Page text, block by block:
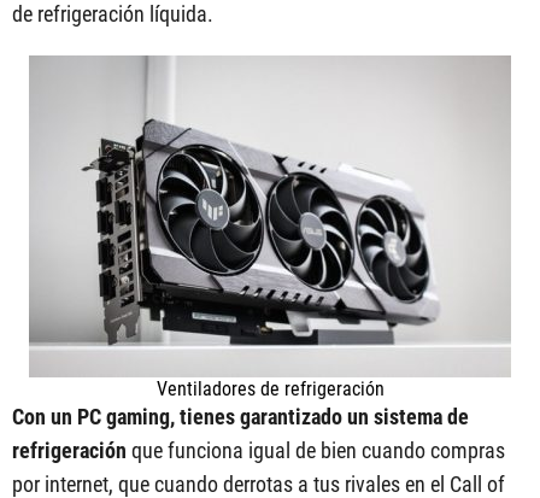
de refrigeración líquida.
Ventiladores de refrigeración
Con un PC gaming, tienes garantizado un sistema de
refrigeración que funciona igual de bien cuando compras
por internet, que cuando derrotas a tus rivales en el Call of